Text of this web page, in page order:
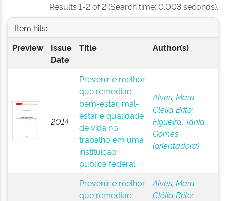
Results 1-2 of 2 (Search time: 0.003 seconds).
Item hits:
Preview
Issue
Date
Title Author(s)
2014
Prevenir é melhor
que remediar:
bem-estar, mal-
estar e qualidade
de vida no
trabalho em uma
instituição
pública federal
Alves, Mara
Clélia Brito;
Figueira, Tânia
Gomes
(orientadora)
Prevenir é melhor
que remediar:
Alves, Mara
Clélia Brito;